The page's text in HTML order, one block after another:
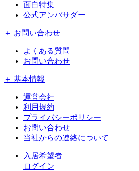
面白特集
公式アンバサダー
＋ お問い合わせ
よくある質問
お問い合わせ
＋ 基本情報
運営会社
利用規約
プライバシーポリシー
お問い合わせ
当社からの連絡について
入居希望者
ログイン